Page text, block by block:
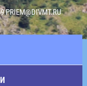
PRIEM@DIVMT.RU